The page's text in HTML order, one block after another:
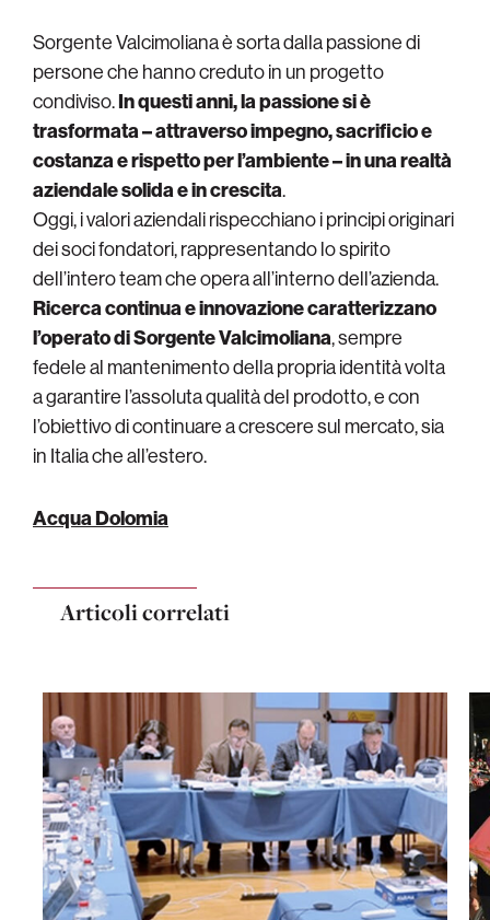
Sorgente Valcimoliana è sorta dalla passione di
persone che hanno creduto in un progetto
condiviso.In questi anni, la passione si è
trasformata – attraverso impegno, sacrificio e
costanza e rispetto per l’ambiente – in una realtà
aziendale solida e in crescita.
Oggi, i valori aziendali rispecchiano i principi originari
dei soci fondatori, rappresentando lo spirito
dell’intero team che opera all’interno dell’azienda.
Ricerca continua e innovazione caratterizzano
l’operato di Sorgente Valcimoliana, sempre
fedele al mantenimento della propria identità volta
a garantire l’assoluta qualità del prodotto, e con
l’obiettivo di continuare a crescere sul mercato, sia
in Italia che all’estero.
Acqua Dolomia
Articoli correlati